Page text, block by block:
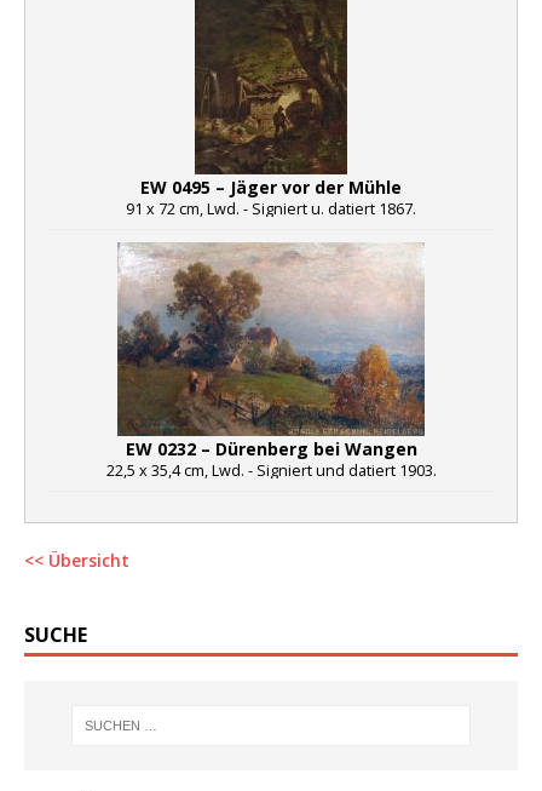
EW 0495 – Jäger vor der Mühle
91 x 72 cm, Lwd. - Signiert u. datiert 1867.
EW 0232 – Dürenberg bei Wangen
22,5 x 35,4 cm, Lwd. - Signiert und datiert 1903.
<< Übersicht
SUCHE